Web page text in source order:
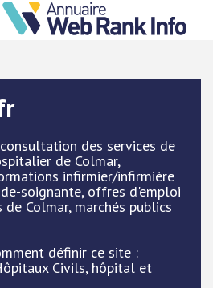
des services de
de Colmar,
infirmier/infirmière
soignante, offres d'emploi
Colmar, marchés publics
définir ce site :
Civils, hôpital et